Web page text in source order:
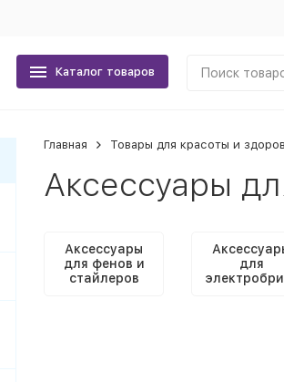
Каталог товаров
Главная Товары для красоты и
Аксессуары
Аксессуары
для фенов и
стайлеров
для